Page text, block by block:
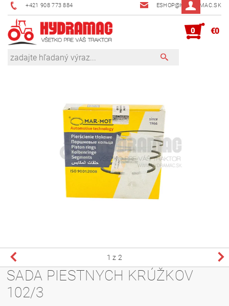
+421 908 773 884 ESHOP@HYDRAMAC.SK
0 €0
1 z 2
SADA PIESTNYCH KRÚŽKOV
102/3